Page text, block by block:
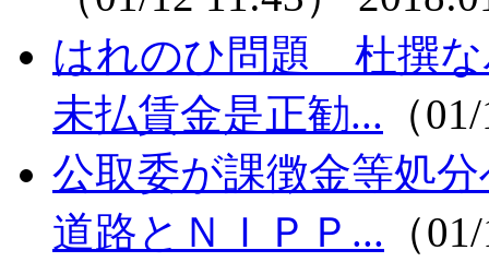
はれのひ問題 杜撰
未払賃金是正勧... （
公取委が課徴金等処
道路とＮＩＰＰ... （